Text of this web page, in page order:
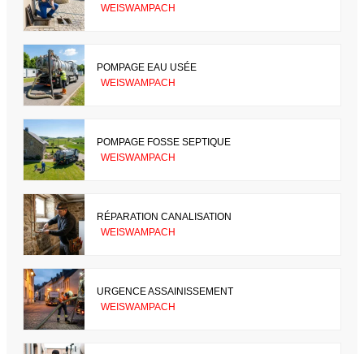
WEISWAMPACH
POMPAGE EAU USÉE
WEISWAMPACH
POMPAGE FOSSE SEPTIQUE
WEISWAMPACH
RÉPARATION CANALISATION
WEISWAMPACH
URGENCE ASSAINISSEMENT
WEISWAMPACH